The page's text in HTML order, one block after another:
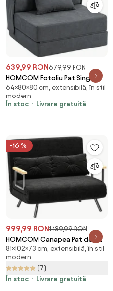
639,99 RON679,99 RON
HOMCOM Fotoliu Pat Single
Pliabil Modern, Fotoliu de Podea
Compact Convertibil în
Șezlong și Saltea, Pat pentru
Aosom Romania
64×80×80 cm, extensibilă, în stil
modern
În stoc
Livrare gratuită
-16 %
999,99 RON 1.189,99 RON
HOMCOM Canapea Pat de 2
Locuri cu Spătar Reglabil pe 5
Nivele și 2 Perne din Material
Capitonat, 102x73x81 cm,
Negru | Aosom Romania
81×102×73 cm, extensibilă, în stil
modern
(7)
În stoc
Livrare gratuită